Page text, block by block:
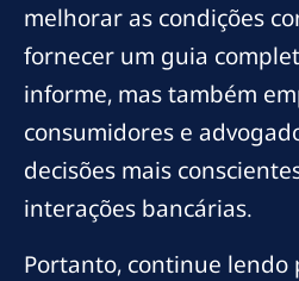
melhorar as condições
fornecer um guia
informe, mas também
consumidores e
decisões mais
interações bancárias.
Portanto, continue lendo